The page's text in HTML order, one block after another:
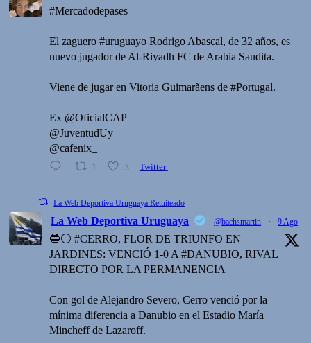
#Mercadodepases
El zaguero #uruguayo Rodrigo Abascal, de 32 años, es
nuevo jugador de Al-Riyadh FC de Arabia Saudita.
Viene de jugar en Vitoria Guimarãens de #Portugal.
Ex @OficialCAP
@JuventudUy
@cafenix_
1 3 Twitter
La Web Deportiva Uruguaya Retuiteado
La Web Deportiva Uruguaya @bachsmartin · 9 Ago
🔵⚪️ #CERRO, FLOR DE TRIUNFO EN
JARDINES: VENCIÓ 1-0 A #DANUBIO, RIVAL
DIRECTO POR LA PERMANENCIA
Con gol de Alejandro Severo, Cerro venció por la
mínima diferencia a Danubio en el Estadio María
Mincheff de Lazaroff.